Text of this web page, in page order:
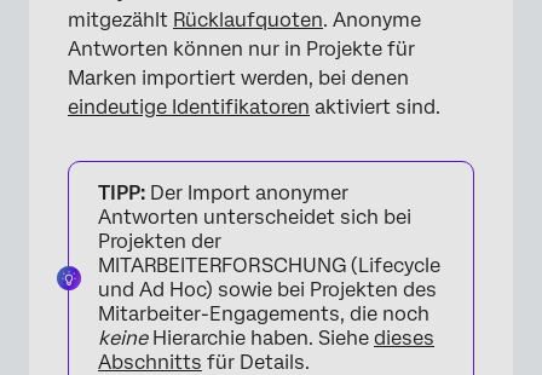
mitgezählt Rücklaufquoten. Anonyme
Antworten können nur in Projekte für
Marken importiert werden, bei denen
eindeutige Identifikatoren aktiviert sind.
TIPP: Der Import anonymer
Antworten unterscheidet sich bei
Projekten der
MITARBEITERFORSCHUNG (Lifecycle
und Ad Hoc) sowie bei Projekten des
Mitarbeiter-Engagements, die noch
keineHierarchie haben. Siehe dieses
Abschnitts für Details.